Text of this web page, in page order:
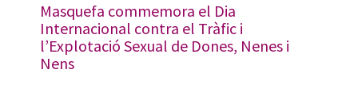
Masquefa commemora el Dia
Internacional contra el Tràfic i
l’Explotació Sexual de Dones, Nenes i
Nens